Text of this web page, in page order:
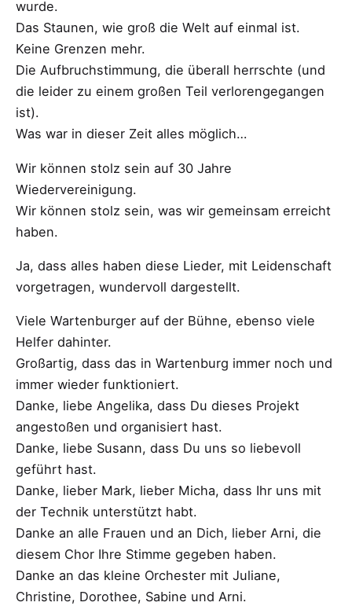
wurde.
Das Staunen, wie groß die Welt auf einmal ist.
Keine Grenzen mehr.
Die Aufbruchstimmung, die überall herrschte (und
die leider zu einem großen Teil verlorengegangen
ist).
Was war in dieser Zeit alles möglich…
Wir können stolz sein auf 30 Jahre
Wiedervereinigung.
Wir können stolz sein, was wir gemeinsam erreicht
haben.
Ja, dass alles haben diese Lieder, mit Leidenschaft
vorgetragen, wundervoll dargestellt.
Viele Wartenburger auf der Bühne, ebenso viele
Helfer dahinter.
Großartig, dass das in Wartenburg immer noch und
immer wieder funktioniert.
Danke, liebe Angelika, dass Du dieses Projekt
angestoßen und organisiert hast.
Danke, liebe Susann, dass Du uns so liebevoll
geführt hast.
Danke, lieber Mark, lieber Micha, dass Ihr uns mit
der Technik unterstützt habt.
Danke an alle Frauen und an Dich, lieber Arni, die
diesem Chor Ihre Stimme gegeben haben.
Danke an das kleine Orchester mit Juliane,
Christine, Dorothee, Sabine und Arni.